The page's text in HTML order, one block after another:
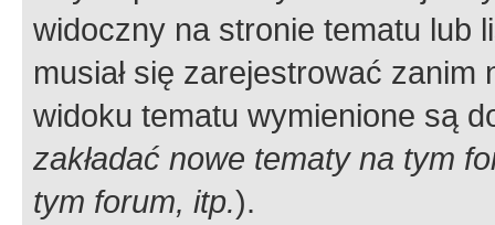
widoczny na stronie tematu lub
musiał się zarejestrować
widoku tematu wymienione są
zakładać nowe tematy na tym
tym forum, itp.).